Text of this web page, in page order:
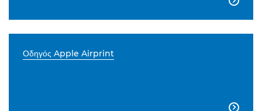
Οδηγός Apple Airprint
